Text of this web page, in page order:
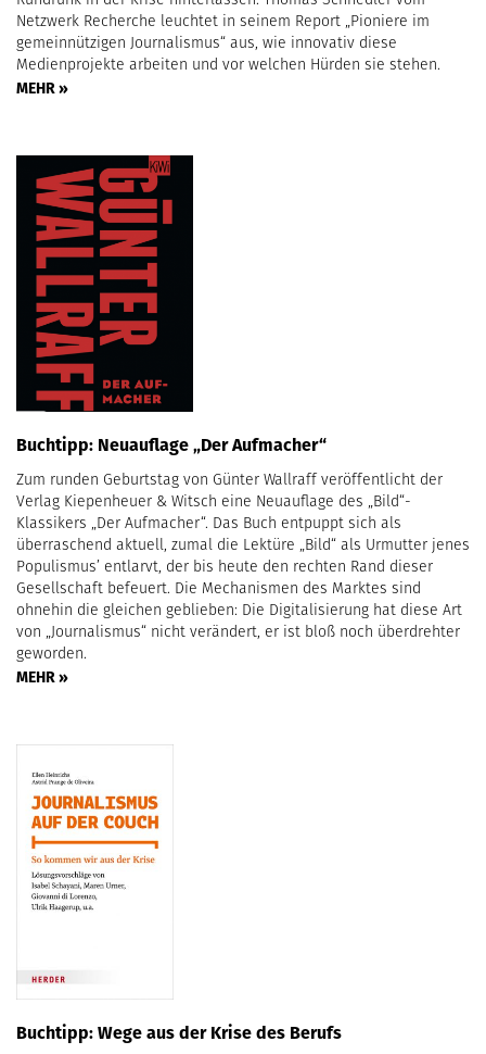
Netzwerk Recherche leuchtet in seinem Report „Pioniere im
gemeinnützigen Journalismus“ aus, wie innovativ diese
Medienprojekte arbeiten und vor welchen Hürden sie stehen.
MEHR »
Buchtipp: Neuauflage „Der Aufmacher“
Zum runden Geburtstag von Günter Wallraff veröffentlicht der
Verlag Kiepenheuer & Witsch eine Neuauflage des „Bild“-
Klassikers „Der Aufmacher“. Das Buch entpuppt sich als
überraschend aktuell, zumal die Lektüre „Bild“ als Urmutter jenes
Populismus’ entlarvt, der bis heute den rechten Rand dieser
Gesellschaft befeuert. Die Mechanismen des Marktes sind
ohnehin die gleichen geblieben: Die Digitalisierung hat diese Art
von „Journalismus“ nicht verändert, er ist bloß noch überdrehter
geworden.
MEHR »
Buchtipp: Wege aus der Krise des Berufs